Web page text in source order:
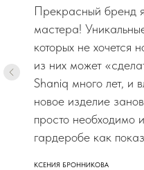
Прекрасный бренд
мастера!
которых не хочется
из них может
Shaniq много лет, и
новое изделие
просто необходимо
гардеробе как
КСЕНИЯ БРОННИКОВА